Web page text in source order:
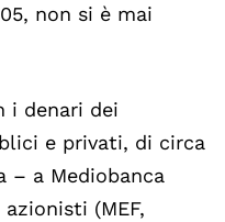
non si è mai
i denari dei
e privati, di circa
– a Mediobanca
(MEF,